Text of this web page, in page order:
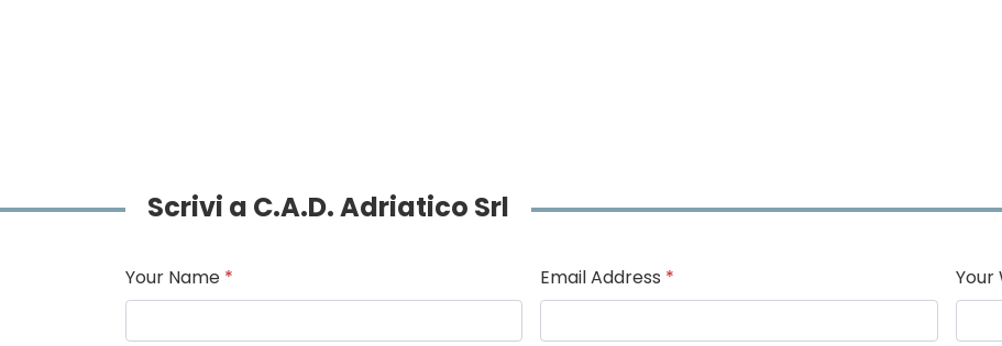
Scrivi a C.A.D. Adriatico Srl
Your Name * Email Address * Your